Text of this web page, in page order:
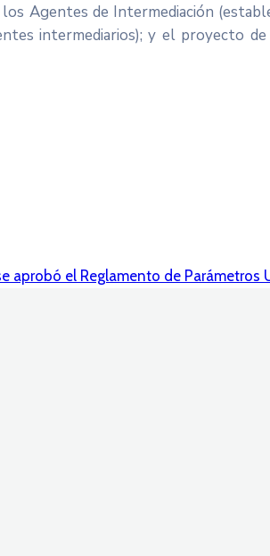
Agentes de Intermediación
intermediarios); y el proyecto
aprobó el Reglamento de